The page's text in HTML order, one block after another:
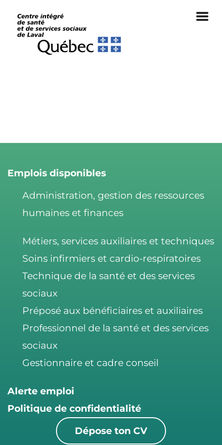
PRÉPOSÉE AU SERVICE ALIMENTAIRE
14 octobre 2023
Annie, préposée au Service alimentaire
Emplois disponibles
Administration, gestion des ressources
humaines et finances
Métiers, services auxiliaires et techniques
Soins infirmiers et cardio-respiratoires
Technique de la santé et des services
sociaux
Préposé aux bénéficiaires et auxiliaires
Professionnel de la santé et des services
sociaux
Gestionnaire et cadre conseil
Alerte emploi
Politique de confidentialité
Dépose ton CV